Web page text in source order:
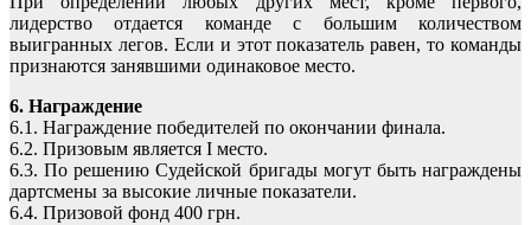
лидерство отдается команде с большим количеством
выигранных легов. Если и этот показатель равен, то команды
признаются занявшими одинаковое место.
6. Награждение
6.1. Награждение победителей по окончании финала.
6.2. Призовым является I место.
6.3. По решению Судейской бригады могут быть награждены
дартсмены за высокие личные показатели.
6.4. Призовой фонд 400 грн.